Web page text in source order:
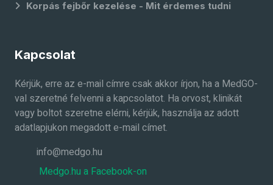
Korpás fejbőr kezelése - Mit érdemes tudni
Kapcsolat
Kérjük, erre az e-mail címre csak akkor írjon, ha a MedGO-
val szeretné felvenni a kapcsolatot. Ha orvost, klinikát
vagy boltot szeretne elérni, kérjük, használja az adott
adatlapjukon megadott e-mail címet.
info@medgo.hu
Medgo.hu a Facebook-on